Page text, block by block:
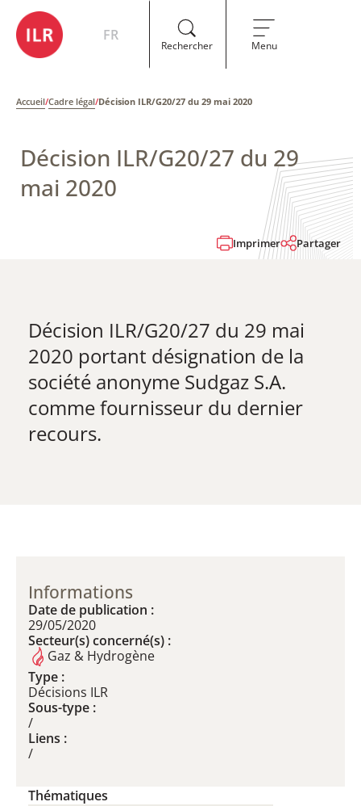
FR
Rechercher Menu
Accueil/Cadre légal/Décision ILR/G20/27 du 29 mai 2020
Décision ILR/G20/27 du 29
mai 2020
Imprimer Partager
Décision ILR/G20/27 du 29 mai
2020 portant désignation de la
société anonyme Sudgaz S.A.
comme fournisseur du dernier
recours.
Informations
Date de publication :
29/05/2020
Secteur(s) concerné(s) :
Gaz & Hydrogène
Type :
Décisions ILR
Sous-type :
/
Liens :
/
Thématiques